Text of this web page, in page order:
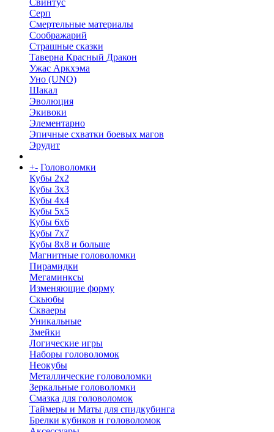
Свинтус
Серп
Смертельные материалы
Соображарий
Страшные сказки
Таверна Красный Дракон
Ужас Аркхэма
Уно (UNO)
Шакал
Эволюция
Экивоки
Элементарно
Эпичные схватки боевых магов
Эрудит
+- Головоломки
Кубы 2х2
Кубы 3х3
Кубы 4x4
Кубы 5х5
Кубы 6х6
Кубы 7х7
Кубы 8х8 и больше
Магнитные головоломки
Пирамидки
Мегаминксы
Изменяющие форму
Скьюбы
Скваеры
Уникальные
Змейки
Логические игры
Наборы головоломок
Неокубы
Металлические головоломки
Зеркальные головоломки
Смазка для головоломок
Таймеры и Маты для спидкубинга
Брелки кубиков и головоломок